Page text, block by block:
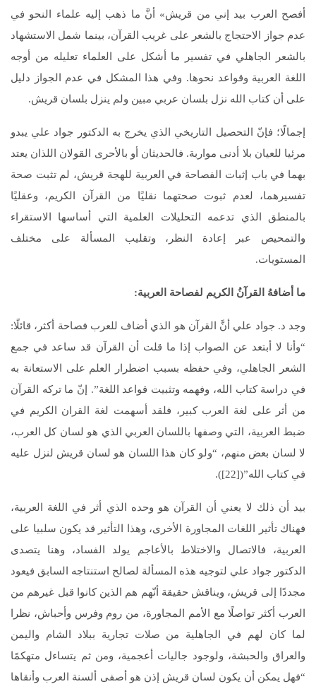
أفصح العرب بيد إني من قريش» أنَّ ما ذهب إليه علماء النحو في
عدم جواز الاحتجاج بالشعر على غريب القرآن، بينما شمل الاستشهاد
بالشعر الجاهلي في تفسير ما أشكل على العلماء تعليله من أوجه
اللغة العربية وقواعد نحوها. وفي هذا المشكل في عدم الجواز دليل
على أن كتاب الله نزل بلسان عربي مبين ولم ينزل بلسان قريش.
إجمالًا؛ فإنّ التحصيل التاريخي الذي يخرج به الدكتور جواد علي يبدو
مرئيا للعيان بلا أدنى مواربة. فالحديثان أو بالأحرى القولان اللذان يعتد
بهما في باب إثبات الفصاحة في العربية للهجة قريش، لم تثبت صحة
تفسيرهما، لعدم ثبوت صحتهما نقليًا من القرآن الكريم، وعقليًا
بالمنطق الذي تدعمه التحليلات العلمية التي أساسها الاستقراء
والتمحيص عبر إعادة النظر، وتقليب المسألة على مختلف
المستويات.
ما أضافهُ القرآنُ الكريم لفصاحة العربية:
وجد د. جواد علي أنَّ القرآن هو الذي أضاف للعرب فصاحة أكثر، قائلًا:
“وأنا لا أبتعد عن الصواب إذا ما قلت أن القرآن قد ساعد في جمع
الشعر الجاهلي، وفي حفظه بسبب اضطرار العلم على الاستعانة به
في دراسة كتاب الله، وفهمه وتثبيت قواعد اللغة”. إنّ ما تركه القرآن
من أثر على لغة العرب كبير، فلقد أسهمت لغة القران الكريم في
ضبط العربية، التي وصفها باللسان العربي الذي هو لسان كل العرب،
لا لسان بعض منهم، “ولو كان هذا اللسان هو لسان قريش لنزل عليه
في كتاب الله”([22]).
بيد أن ذلك لا يعني أن القرآن هو وحده الذي أثر في اللغة العربية،
فهناك تأثير اللغات المجاورة الأخرى، وهذا التأثير قد يكون سلبيا على
العربية، فالاتصال والاختلاط بالأعاجم يولد الفساد، وهنا يتصدى
الدكتور جواد علي لتوجيه هذه المسألة لصالح استنتاجه السابق فيعود
مجددًا إلى قريش، ويناقش حقيقة أنّهم هم الذين كانوا قبل غيرهم من
العرب أكثر تواصلًا مع الأمم المجاورة، من روم وفرس وأحباش، نظرا
لما كان لهم في الجاهلية من صلات تجارية ببلاد الشام واليمن
والعراق والحبشة، ولوجود جاليات أعجمية، ومن ثم يتساءل متهكمًا
“فهل يمكن أن يكون لسان قريش إذن هو أصفى ألسنة العرب وأنقاها